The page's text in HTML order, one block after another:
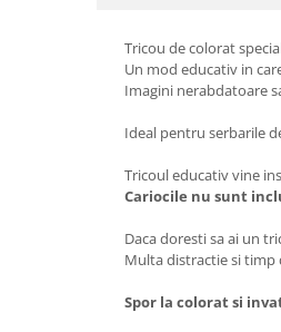
Tricou de colorat
Un mod educativ in
Imagini nerabdatoare
Ideal pentru serbarile
Tricoul educativ vine
Cariocile nu sunt
Daca doresti sa ai un
Multa distractie si timp
Spor la colorat si